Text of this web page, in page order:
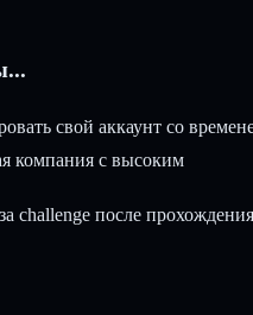
свой аккаунт со
компания с высоким
challenge после прохождения